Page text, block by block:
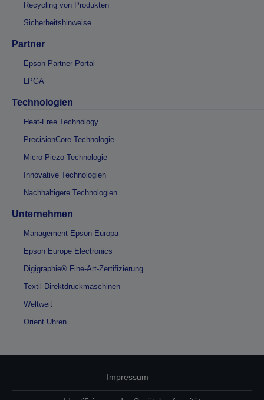
Recycling von Produkten
Sicherheitshinweise
Partner
Epson Partner Portal
LPGA
Technologien
Heat-Free Technology
PrecisionCore-Technologie
Micro Piezo-Technologie
Innovative Technologien
Nachhaltigere Technologien
Unternehmen
Management Epson Europa
Epson Europe Electronics
Digigraphie® Fine-Art-Zertifizierung
Textil-Direktdruckmaschinen
Weltweit
Orient Uhren
Impressum